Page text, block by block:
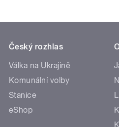
Český rozhlas
Válka na Ukrajině
Komunální volby
Stanice
eShop